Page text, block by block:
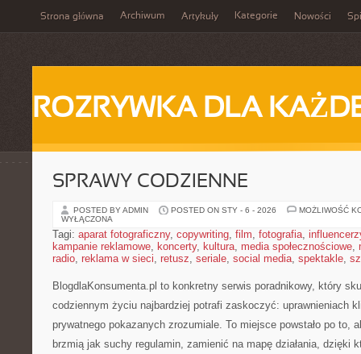
Strona główna Archiwum Artykuły Kategorie Nowości
ROZRYWKA DLA
SPRAWY CODZIENNE
POSTED BY ADMIN POSTED ON STY - 6 - 2026
MOŻLIWOŚĆ
WYŁĄCZONA
Tagi: aparat fotograficzny, copywriting, film, fotografia,
kampanie reklamowe, koncerty, kultura, media społecznościowe,
radio, reklama w sieci, retusz, seriale, social media, spektakle,
BlogdlaKonsumenta.pl to konkretny serwis poradnikowy, który
codziennym życiu najbardziej potrafi zaskoczyć: uprawnieniach
prywatnego pokazanych zrozumiale. To miejsce powstało po to,
brzmią jak suchy regulamin, zamienić na mapę działania, dzięki